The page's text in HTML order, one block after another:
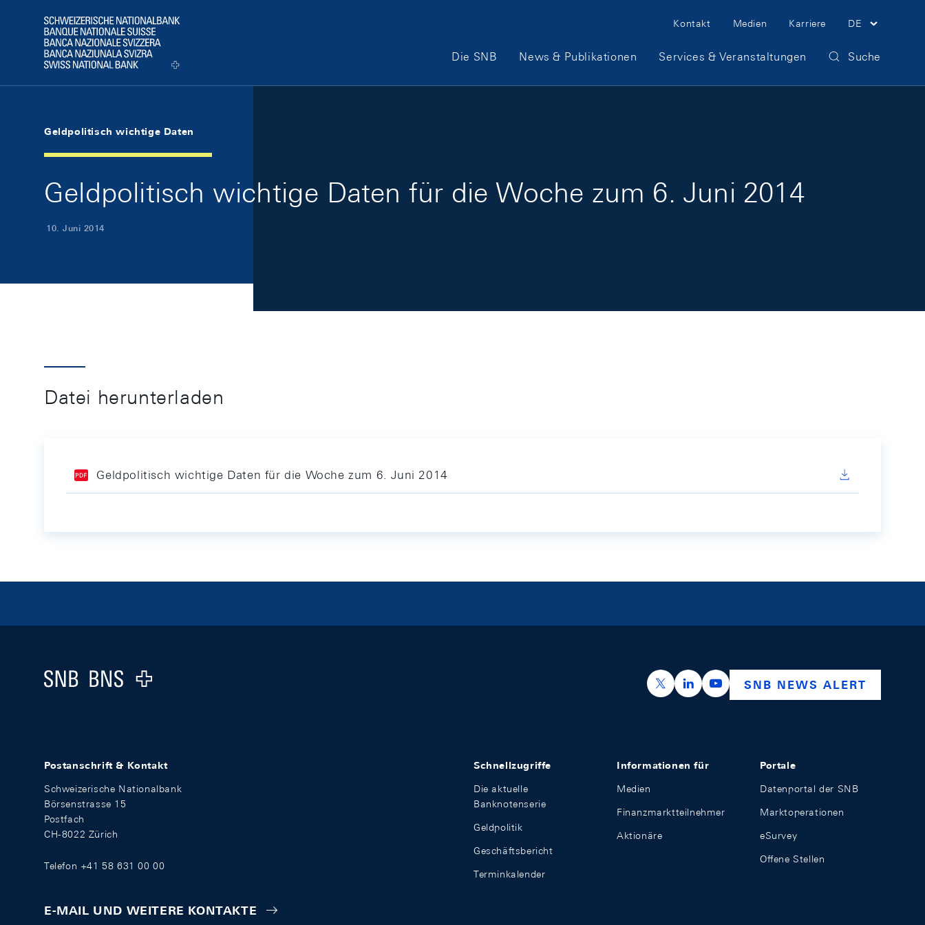
Logo
Meta Navigation
Kontakt Medien Karriere DE
Hauptnavigation
Die SNB News & Publikationen Services & Veranstaltungen Suche
Geldpolitisch wichtige Daten
Geldpolitisch wichtige Daten für die Woche zum 6. Juni 2014
10. Juni 2014
Datei herunterladen
Geldpolitisch wichtige Daten für die Woche zum 6. Juni 2014
Logo
https://x.com/snb_bns
https://ch.linkedin.com/company/swiss-
https://www.youtube.com/
SNB NEWS ALERT
Postanschrift & Kontakt
Schweizerische Nationalbank
Börsenstrasse 15
Postfach
CH-8022 Zürich
Telefon +41 58 631 00 00
E-MAIL UND WEITERE KONTAKTE
Schnellzugriffe
Die aktuelle
Banknotenserie
Geldpolitik
Geschäftsbericht
Terminkalender
Informationen für
Medien
Finanzmarktteilnehmer
Aktionäre
Portale
Datenportal der SNB
Marktoperationen
eSurvey
Offene Stellen